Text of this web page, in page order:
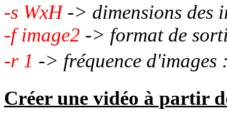
-s WxH-> dimensions des
-f image2 -> format de
-r 1 -> fréquence d'images
Créer une vidéo à partir